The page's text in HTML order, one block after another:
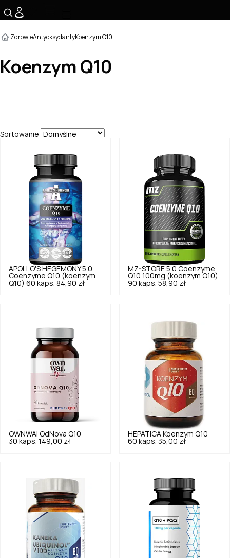
ZdrowieAntyoksydantyKoenzym Q10
Koenzym Q10
Sortowanie
APOLLO'S HEGEMONY 5.0
Coenzyme Q10 (koenzym
Q10) 60 kaps. 84,90 zł
MZ-STORE 5.0 Coenzyme
Q10 100mg (koenzym Q10)
90 kaps. 58,90 zł
OWNWAI OdNova Q10
30 kaps. 149,00 zł
HEPATICA Koenzym Q10
60 kaps. 35,00 zł